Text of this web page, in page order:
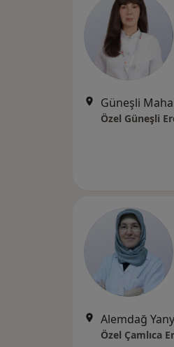
Özel Güneşli
Alemdağ
Özel Çamlıca